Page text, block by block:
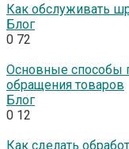
Как обслуживать
Блог
0 72
Основные способы
обращения товаров
Блог
0 12
Как сделать